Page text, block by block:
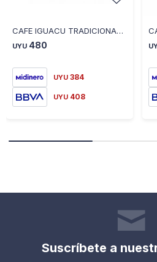
CAFE IGUACU TRADICIONAL 200GRS+ 40GRS DE REGALO
UYU 480
UYU 384
UYU 408
Suscríbete a